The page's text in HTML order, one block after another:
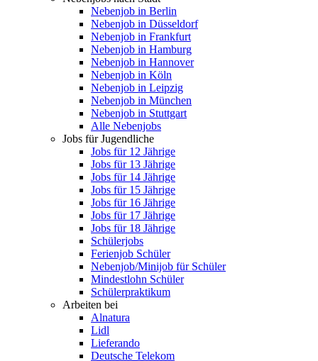
Nebenjob in Berlin
Nebenjob in Düsseldorf
Nebenjob in Frankfurt
Nebenjob in Hamburg
Nebenjob in Hannover
Nebenjob in Köln
Nebenjob in Leipzig
Nebenjob in München
Nebenjob in Stuttgart
Alle Nebenjobs
Jobs für Jugendliche
Jobs für 12 Jährige
Jobs für 13 Jährige
Jobs für 14 Jährige
Jobs für 15 Jährige
Jobs für 16 Jährige
Jobs für 17 Jährige
Jobs für 18 Jährige
Schülerjobs
Ferienjob Schüler
Nebenjob/Minijob für Schüler
Mindestlohn Schüler
Schülerpraktikum
Arbeiten bei
Alnatura
Lidl
Lieferando
Deutsche Telekom